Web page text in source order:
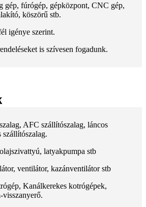
gép, fúrógép, gépközpont, CNC gép,
köszörű stb.
igénye szerint.
is szívesen fogadunk.
AFC szállítószalag, láncos
szállítószalag.
latyakpumpa stb
ventilátor, kazánventilátor stb
Kanálkerekes kotrógépek,
visszanyerő.